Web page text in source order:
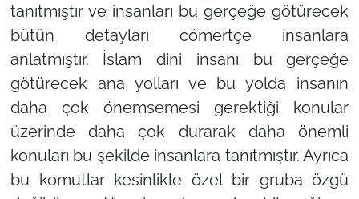
tanıtmıştır ve insanları bu gerçeğe götürecek
bütün detayları cömertçe insanlara
anlatmıştır. İslam dini insanı bu gerçeğe
götürecek ana yolları ve bu yolda insanın
daha çok önemsemesi gerektiği konular
üzerinde daha çok durarak daha önemli
konuları bu şekilde insanlara tanıtmıştır. Ayrıca
bu komutlar kesinlikle özel bir gruba özgü